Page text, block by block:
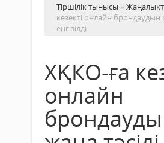
Тіршілік тынысы »
кезекті онлайн брондаудың
енгізілді
ХҚКО-ға
онлайн